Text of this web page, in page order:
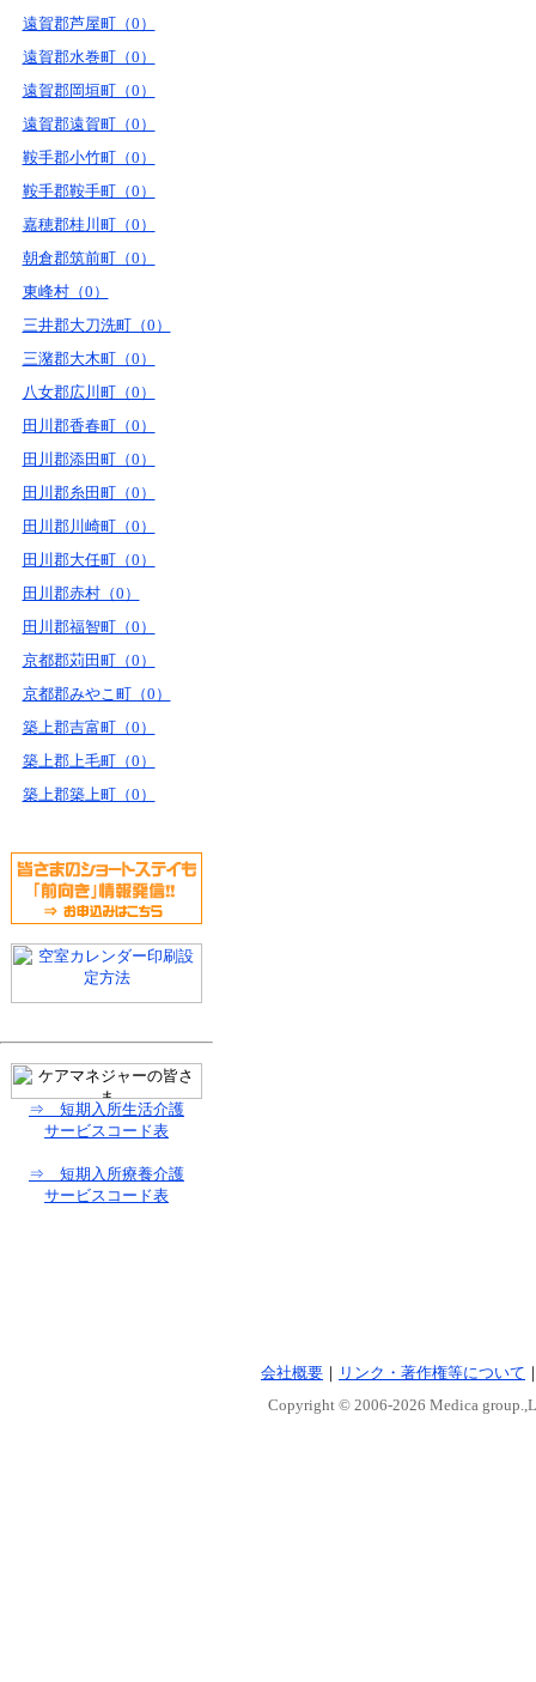
遠賀郡芦屋町（0）
遠賀郡水巻町（0）
遠賀郡岡垣町（0）
遠賀郡遠賀町（0）
鞍手郡小竹町（0）
鞍手郡鞍手町（0）
嘉穂郡桂川町（0）
朝倉郡筑前町（0）
東峰村（0）
三井郡大刀洗町（0）
三潴郡大木町（0）
八女郡広川町（0）
田川郡香春町（0）
田川郡添田町（0）
田川郡糸田町（0）
田川郡川崎町（0）
田川郡大任町（0）
田川郡赤村（0）
田川郡福智町（0）
京都郡苅田町（0）
京都郡みやこ町（0）
築上郡吉富町（0）
築上郡上毛町（0）
築上郡築上町（0）
⇒ 短期入所生活介護
サービスコード表
⇒ 短期入所療養介護
サービスコード表
会社概要 ｜ リンク・著作権等について
Copyright © 2006-2026 Medica